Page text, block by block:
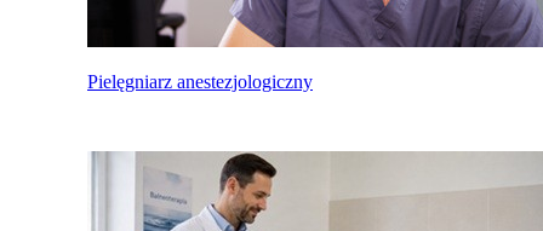
Pielęgniarz anestezjologiczny